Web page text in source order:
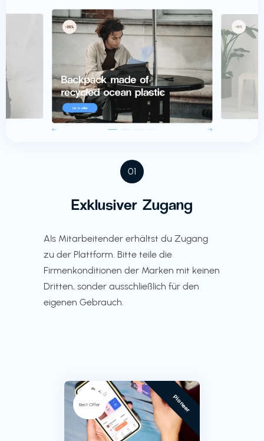
01
Exklusiver Zugang
Als Mitarbeitender erhältst du Zugang
zu der Plattform. Bitte teile die
Firmenkonditionen der Marken mit keinen
Dritten, sonder ausschließlich für den
eigenen Gebrauch.
Best Offer Pioneer